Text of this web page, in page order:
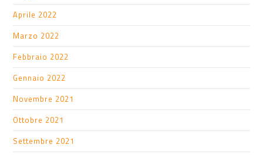
Aprile 2022
Marzo 2022
Febbraio 2022
Gennaio 2022
Novembre 2021
Ottobre 2021
Settembre 2021